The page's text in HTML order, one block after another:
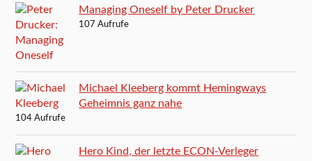
Managing Oneself by Peter Drucker
107 Aufrufe
Michael Kleeberg kommt Hemingways
Geheimnis ganz nahe
104 Aufrufe
Hero Kind, der letzte ECON-Verleger